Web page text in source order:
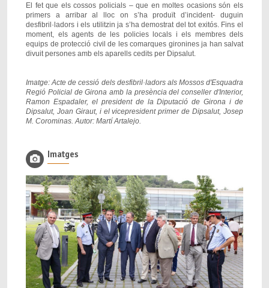
El fet que els cossos policials – que en moltes ocasions són els
primers a arribar al lloc on s’ha produït d’incident- duguin
desfibril·ladors i els utilitzin ja s’ha demostrat del tot exitós. Fins el
moment, els agents de les policies locals i els membres dels
equips de protecció civil de les comarques gironines ja han salvat
divuit persones amb els aparells cedits per Dipsalut.
Imatge: Acte de cessió dels desfibril·ladors als Mossos d'Esquadra
Regió Policial de Girona amb la presència del conseller d'Interior,
Ramon Espadaler, el president de la Diputació de Girona i de
Dipsalut, Joan Giraut, i el vicepresident primer de Dipsalut, Josep
M. Corominas. Autor: Martí Artalejo.
Imatges